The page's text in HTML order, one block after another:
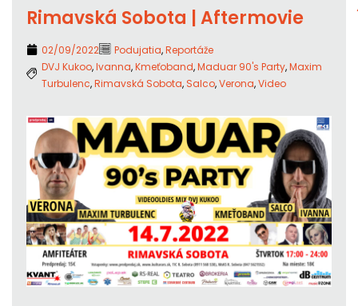
Rimavská Sobota | Aftermovie
02/09/2022 Podujatia,Reportáže
DVJ Kukoo,Ivanna,Kmeťoband,Maduar 90's Party,Maxim
Turbulenc,Rimavská Sobota, Salco,Verona,Video